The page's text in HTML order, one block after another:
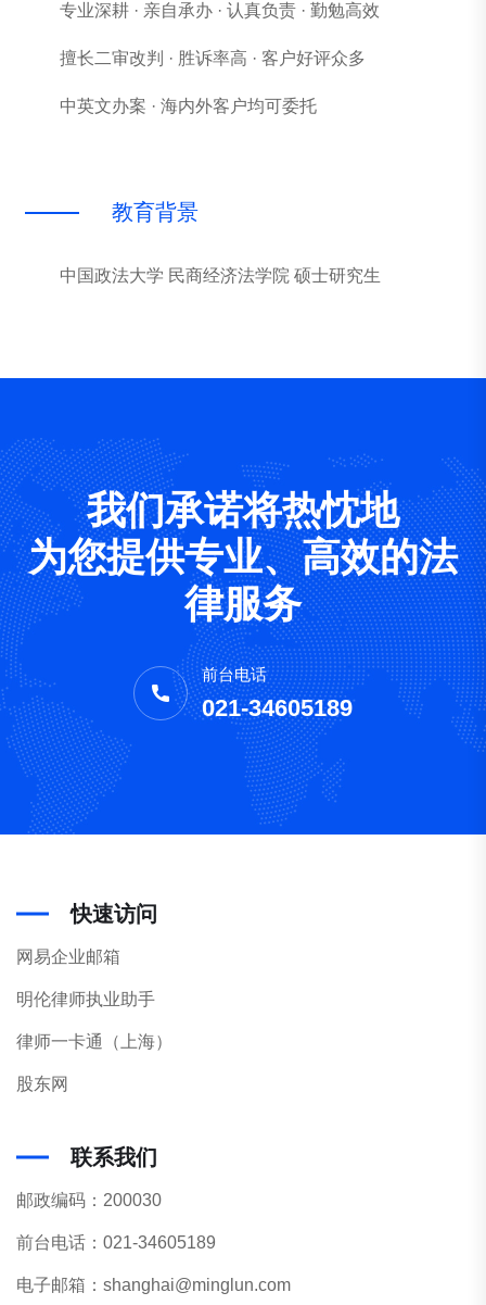
专业深耕 · 亲自承办 · 认真负责 · 勤勉高效
擅长二审改判 · 胜诉率高 · 客户好评众多
中英文办案 · 海内外客户均可委托
教育背景
中国政法大学 民商经济法学院 硕士研究生
我们承诺将热忱地
为您提供专业、高效的法
律服务
前台电话
021-34605189
快速访问
网易企业邮箱
明伦律师执业助手
律师一卡通（上海）
股东网
联系我们
邮政编码：200030
前台电话：021-34605189
电子邮箱：shanghai@minglun.com